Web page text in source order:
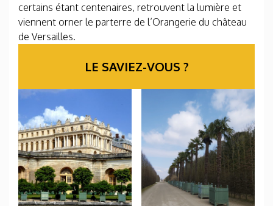
certains étant centenaires, retrouvent la lumière et
viennent orner le parterre de l’Orangerie du château
de Versailles.
LE SAVIEZ-VOUS ?